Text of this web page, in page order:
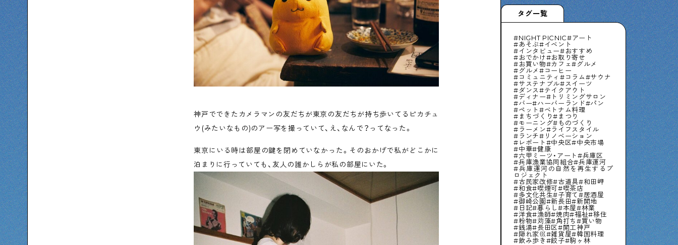
神戸でできたカメラマンの友だちが東京の友だちが持ち歩いてるピカチュ
ウ(みたいなもの)のアー写を撮っていて、え、なんで？ってなった。
東京にいる時は部屋の鍵を閉めていなかった。そのおかげで私がどこかに
泊まりに行っていても、友人の誰かしらが私の部屋にいた。
タグ一覧
NIGHT PICNIC
アート
あそぶ
イベント
インタビュー
おすすめ
おでかけ
お取り寄せ
お買い物
カフェ
グルメ
グルメ
コーヒー
コミュニティ
コラム
サウナ
サステナブル
スイーツ
ダンス
テイクアウト
ディナー
トリミングサロン
バー
ハーバーランド
パン
ペット
ベトナム料理
まちづくり
まつり
モーニング
ものづくり
ラーメン
ライフスタイル
ランチ
リノベーション
レポート
中央区
中央市場
中華
健康
六甲ミーツ・アート
兵庫区
兵庫漁業協同組合
兵庫運河
兵庫運河の自然を再生するプ
ロジェクト
古民家改修
古道具
和田岬
和食
喫煙可
喫茶店
多文化共生
子育て
居酒屋
御崎公園
新長田
新開地
日記
暮らし 本屋
林業
洋食
漁師 焼肉 福祉
移住
粉物
苅藻 角打ち
買い物
銭湯
長田区
開工神戸
隠れ家巛
雑貨屋
韓国料理
飲み歩き
餃子 駒ヶ林